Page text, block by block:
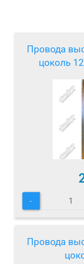
Провода
цоколь
-
Провода